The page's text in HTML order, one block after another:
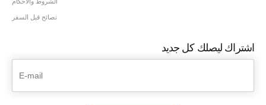
نصائح قبل السفر
اشتراك ليصلك كل جديد